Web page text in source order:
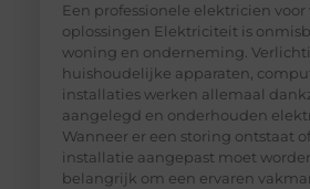
Een professionele elektricien voor
oplossingen Elektriciteit is
woning en onderneming.
huishoudelijke apparaten,
installaties werken allemaal
aangelegd en onderhouden
Wanneer er een storing ontstaat
installatie aangepast moet
belangrijk om een ervaren